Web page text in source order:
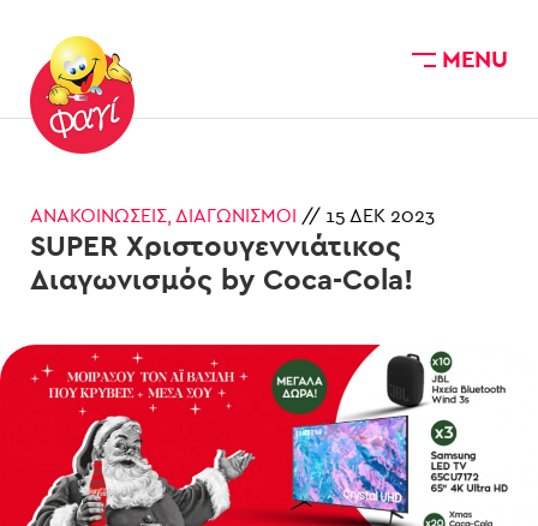
Skip to main content MENU
ΑΝΑΚΟΙΝΏΣΕΙΣ ΔΙΑΓΩΝΙΣΜΟΊ // 15 ΔΕΚ 2023
SUPER Χριστουγεννιάτικος
Διαγωνισμός by Coca-Cola!